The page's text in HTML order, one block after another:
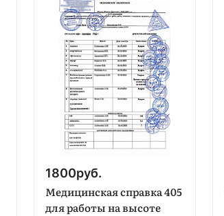
1800руб.
Медицинская справка 405
для работы на высоте